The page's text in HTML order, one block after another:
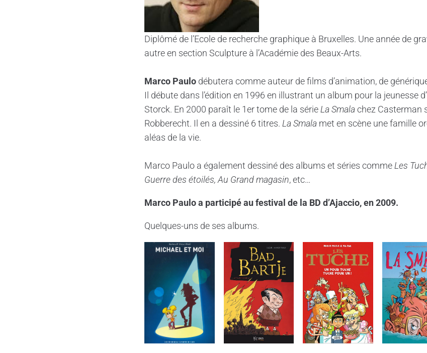
Diplômé de l’Ecole de recherche graphique à Bruxelles. Une année de
autre en section Sculpture à l’Académie des Beaux-Arts.
Marco Paulo débutera comme auteur de films d’animation, de
Il débute dans l’édition en 1996 en illustrant un album pour la jeunesse
Storck. En 2000 paraît le 1er tome de la série La Smalachez Casterman
Robberecht. Il en a dessiné 6 titres. La Smala met en scène une famille
aléas de la vie.
Marco Paulo a également dessiné des albums et séries comme Les
Guerre des étoilés, Au Grand magasin, etc…
Marco Paulo a participé au festival de la BD d’Ajaccio, en 2009.
Quelques-uns de ses albums.